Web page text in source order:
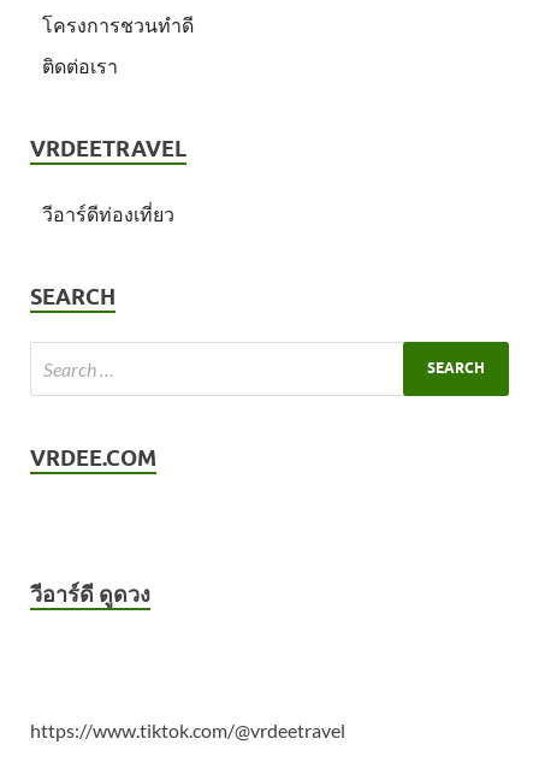
โครงการชวนทำดี
ติดต่อเรา
VRDEETRAVEL
วีอาร์ดีท่องเที่ยว
SEARCH
VRDEE.COM
วีอาร์ดี ดูดวง
https://www.tiktok.com/@vrdeetravel